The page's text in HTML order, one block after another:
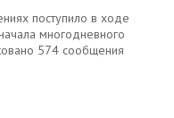
поступило в ходе
многодневного
574 сообщения